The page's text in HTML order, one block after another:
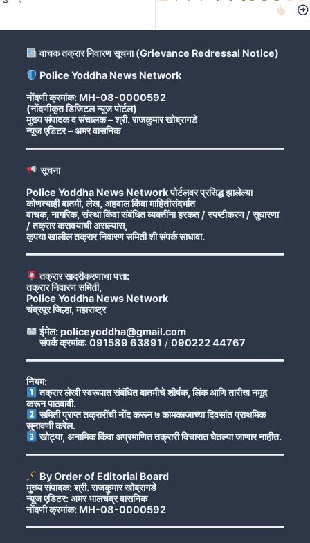
वाचक तक्रार निवारण सूचना (Grievance Redressal Notice)
Police Yoddha News Network
नोंदणी क्रमांक: MH-08-0000592
(नोंदणीकृत डिजिटल न्यूज पोर्टल)
मुख्य संपादक व संचालक – श्री. राजकुमार खोब्रागडे
न्यूज एडिटर – अमर वासनिक
सूचना
Police Yoddha News Network पोर्टलवर प्रसिद्ध झालेल्या
कोणत्याही बातमी, लेख, अहवाल किंवा माहितीसंदर्भात
वाचक, नागरिक, संस्था किंवा संबंधित व्यक्तींना हरकत / स्पष्टीकरण / सुधारणा
/ तक्रार करावयाची असल्यास,
कृपया खालील तक्रार निवारण समिती शी संपर्क साधावा.
तक्रार सादरीकरणाचा पत्ता:
तक्रार निवारण समिती,
Police Yoddha News Network
चंद्रपूर जिल्हा, महाराष्ट्र
ईमेल: policeyoddha@gmail.com
संपर्क क्रमांक: 091589 63891 / 090222 44767
नियम:
तक्रार लेखी स्वरूपात संबंधित बातमीचे शीर्षक, लिंक आणि तारीख नमूद
करून पाठवावी.
समिती प्राप्त तक्रारींची नोंद करून ७ कामकाजाच्या दिवसांत प्राथमिक
सुनावणी करेल.
खोट्या, अनामिक किंवा अप्रमाणित तक्रारी विचारात घेतल्या जाणार नाहीत.
By Order of Editorial Board
मुख्य संपादक: श्री. राजकुमार खोब्रागडे
न्यूज एडिटर: अमर भालचंद्र वासनिक
नोंदणी क्रमांक: MH-08-0000592